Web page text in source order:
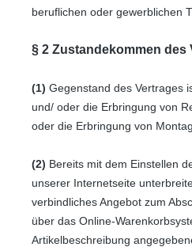
beruflichen oder gewerblichen
§ 2 Zustandekommen des
(1) Gegenstand des Vertrages
und/ oder die Erbringung von
oder die Erbringung von
(2) Bereits mit dem Einstellen
unserer Internetseite
verbindliches Angebot zum
über das Online-
Artikelbeschreibung